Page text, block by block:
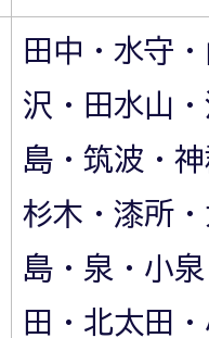
田中・水守
沢・田水山
島・筑波・
杉木・漆所
島・泉・小
田・北太田